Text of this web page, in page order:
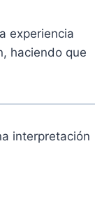
experiencia
haciendo que
interpretación